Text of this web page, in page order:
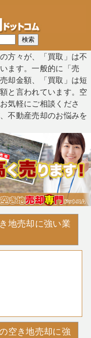
方々が、「買取」は不
ます。一般的に「売
却金額、「買取」は短
と言われています。空
気軽にご相談くださ
不動産売却のお悩みを
地売却に強い業
空き地売却に強